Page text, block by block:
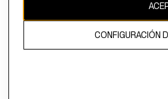
El contenido de esta página web está
propiedad de H&M Hennes & Mauritz AB.
CONFIGURACIÓN